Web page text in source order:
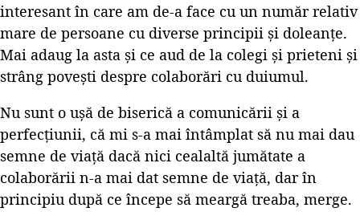
interesant în care am de-a face cu un număr relativ
mare de persoane cu diverse principii și doleanțe.
Mai adaug la asta și ce aud de la colegi și prieteni și
strâng povești despre colaborări cu duiumul.
Nu sunt o ușă de biserică a comunicării și a
perfecțiunii, că mi s-a mai întâmplat să nu mai dau
semne de viață dacă nici cealaltă jumătate a
colaborării n-a mai dat semne de viață, dar în
principiu după ce începe să meargă treaba, merge.